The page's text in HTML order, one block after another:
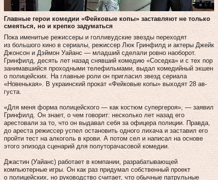
Главные герои комедии «Фейковые копы» заставляют не только
смеяться, но и крепко задуматься
Пока именитые режиссеры и голливудские звезды переходят
из большого кино в сериалы, режиссер Люк Гринфилд и актеры Джейк
Джонсон и Дэймон Уайанс — младший сделали ровно наоборот.
Гринфилд, десять лет назад снявший комедию «Соседка» и с тех пор
занимавшийся проходными телефильмами, выдал комедийный экшен
о полицейских. На главные роли он пригласил звезд сериала
«Новенькая». В украинский прокат «Фейковые копы» выходят 28 ав­
густа.
«Для меня форма полицейского — как костюм супергероя», — заявил
Гринфилд. Он знает, о чем говорит: несколько лет назад его
арестовали за то, что он выдавал себя за офицера полиции. Правда,
до ареста режиссер успел остановить одного лихача и заставил его
пройти тест на алкоголь в крови. А потом сел и написал на основе
этого эпизода сценарий для полуторачасовой комедии.
Джастин (Уайанс) работает в компании, разрабатывающей
компьютерные игры. Он как раз придумал собственный проект
о полицейских, но руководство считает, что обычные патрульные